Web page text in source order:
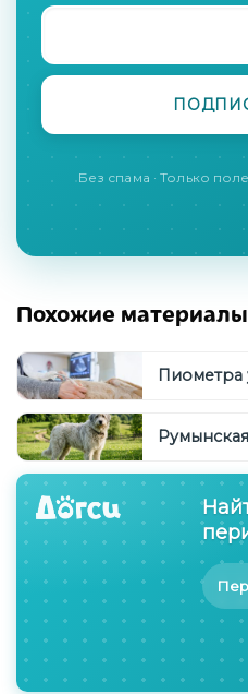
Без спама · Только
Похожие материалы
Пиометра